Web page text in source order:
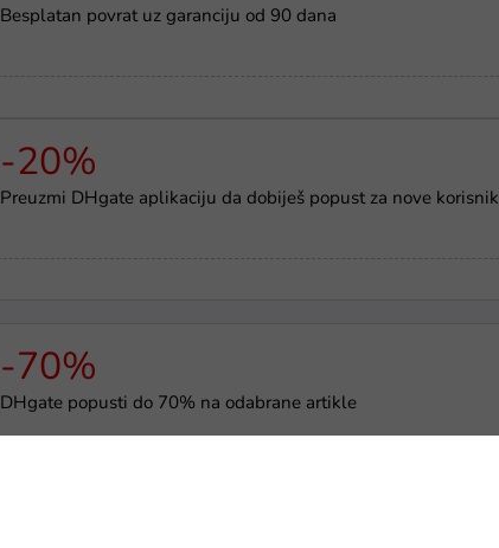
Besplatan povrat uz garanciju od 90 dana
-20%
Preuzmi DHgate aplikaciju da dobiješ popust za nove
-70%
DHgate popusti do 70% na odabrane artikle